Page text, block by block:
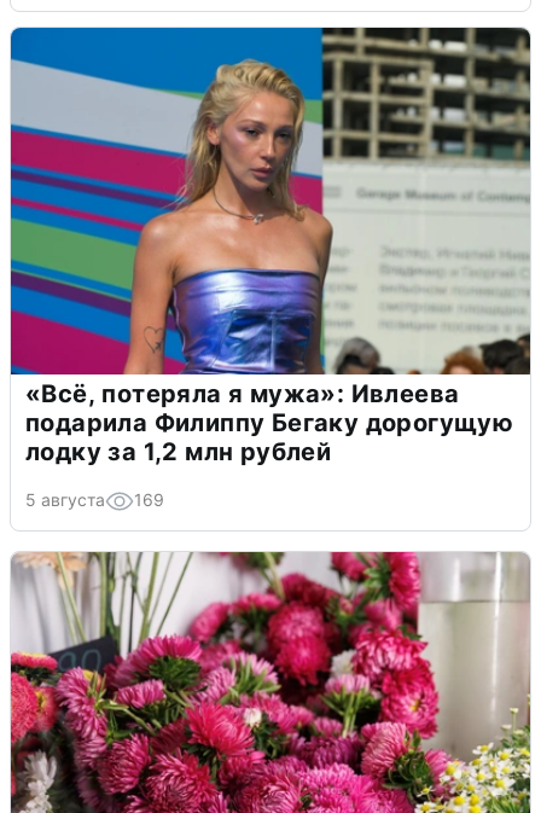
«Всё, потеряла я мужа»: Ивлеева
подарила Филиппу Бегаку дорогущую
лодку за 1,2 млн рублей
5 августа 169